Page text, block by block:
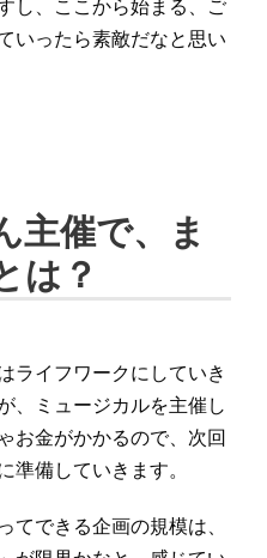
し、ここから始まる、ご
いったら素敵だなと思い
主催で、ま
は？
ライフワークにしていき
、ミュージカルを主催し
お金がかかるので、次回
備していきます。
できる企画の規模は、